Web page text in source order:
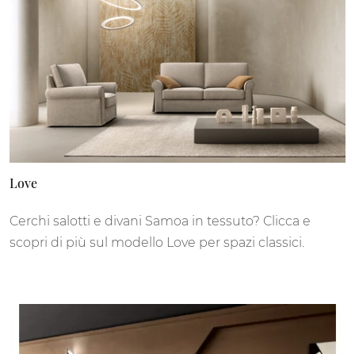
Love
Cerchi salotti e divani Samoa in tessuto? Clicca e
scopri di più sul modello Love per spazi classici.